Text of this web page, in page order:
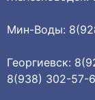
Мин-Воды:
Георгиевск:
8(938) 302-57-